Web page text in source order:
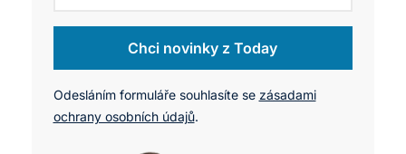
Chci novinky z Today
Odesláním formuláře souhlasíte se zásadami
ochrany osobních údajů.